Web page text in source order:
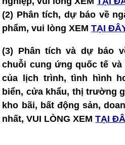
(2) Phân tích, dự báo về
phẩm, vui lòng XEMTẠI
(3) Phân tích và dự báo
chuỗi cung ứng quốc tế
của lịch trình, tình hình
biển, cửa khẩu, thị trường
kho bãi, bất động sản,
nhất, VUI LÒNG XEM TẠI